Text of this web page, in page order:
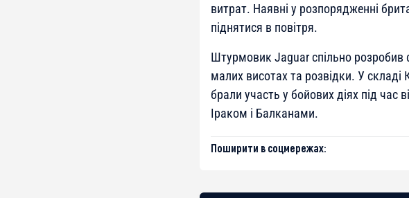
витрат. Наявні у розпорядженні
піднятися в повітря.
Штурмовик Jaguar спільно розробив
малих висотах та розвідки. У
брали участь у бойових діях під час
Іраком і Балканами.
Поширити в соцмережах: